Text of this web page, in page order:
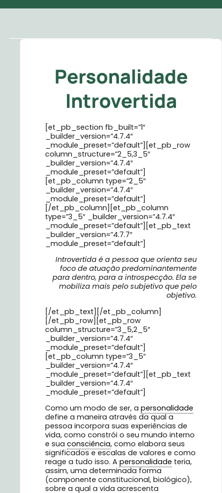
Personalidade
Introvertida
[et_pb_section fb_built=”1″
_builder_version=”4.7.4″
_module_preset=”default”][et_pb_row
column_structure=”2_5,3_5″
_builder_version=”4.7.4″
_module_preset=”default”]
[et_pb_column type=”2_5″
_builder_version=”4.7.4″
_module_preset=”default”]
[/et_pb_column][et_pb_column
type=”3_5″ _builder_version=”4.7.4″
_module_preset=”default”][et_pb_text
_builder_version=”4.7.7″
_module_preset=”default”]
Introvertida é a pessoa que orienta seu
foco de atuação predominantemente
para dentro, para a introspecção. Ela se
mobiliza mais pelo subjetivo que pelo
objetivo.
[/et_pb_text][/et_pb_column]
[/et_pb_row][et_pb_row
column_structure=”3_5,2_5″
_builder_version=”4.7.4″
_module_preset=”default”]
[et_pb_column type=”3_5″
_builder_version=”4.7.4″
_module_preset=”default”][et_pb_text
_builder_version=”4.7.4″
_module_preset=”default”]
Como um modo de ser, a personalidade
define a maneira através da qual a
pessoa incorpora suas experiências de
vida, como constrói o seu mundo interno
e sua consciência, como elabora seus
significados e escalas de valores e como
reage a tudo isso. A personalidade teria,
assim, uma determinada forma
(componente constitucional, biológico),
sobre a qual a vida acrescenta